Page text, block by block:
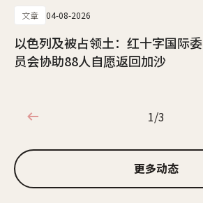
文章 04-08-2026
以色列及被占领土：红十字国际委
员会协助88人自愿返回加沙
1/3
1/3
更多动态